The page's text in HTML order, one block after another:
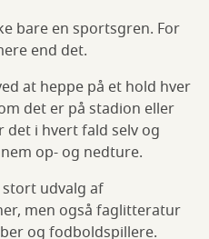
bare en sportsgren. For
end det.
at heppe på et hold hver
det er på stadion eller
i hvert fald selv og
op- og nedture.
udvalg af
men også faglitteratur
og fodboldspillere.